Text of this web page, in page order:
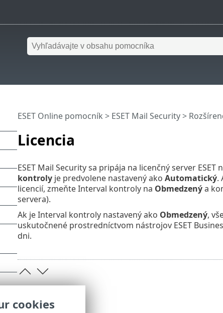
Licencia
ESET Online pomocník > ESET Mail Security>
ESET Mail Security sa pripája na licenčný server
kontrolyje predvolene nastavený ako Automatický.
licencií, zmeňte Interval kontroly na Obmedzenýa
servera).
Ak je Interval kontroly nastavený ako Obmedzený,
uskutočnené prostredníctvom nástrojov ESET
dni.
cookies